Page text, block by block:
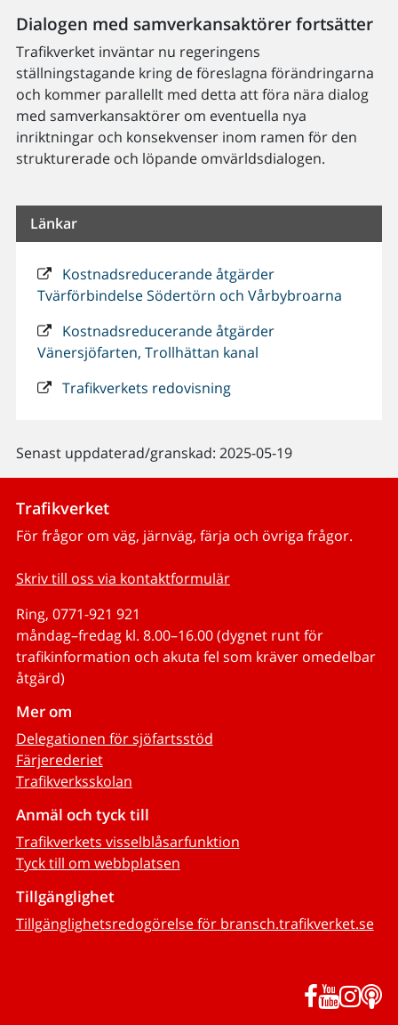
Dialogen med samverkansaktörer fortsätter
Trafikverket inväntar nu regeringens
ställningstagande kring de föreslagna förändringarna
och kommer parallellt med detta att föra nära dialog
med samverkansaktörer om eventuella nya
inriktningar och konsekvenser inom ramen för den
strukturerade och löpande omvärldsdialogen.
Länkar
Kostnadsreducerande åtgärder
Tvärförbindelse Södertörn och Vårbybroarna
Kostnadsreducerande åtgärder
Vänersjöfarten, Trollhättan kanal
Trafikverkets redovisning
Senast uppdaterad/granskad: 2025-05-19
Trafikverket
För frågor om väg, järnväg, färja och övriga frågor.
Skriv till oss via kontaktformulär
Ring, 0771-921 921
måndag–fredag kl. 8.00–16.00 (dygnet runt för
trafikinformation och akuta fel som kräver omedelbar
åtgärd)
Mer om
Delegationen för sjöfartsstöd
Färjerederiet
Trafikverksskolan
Anmäl och tyck till
Trafikverkets visselblåsarfunktion
Tyck till om webbplatsen
Tillgänglighet
Tillgänglighetsredogörelse för bransch.trafikverket.se
Facebook
YouTube